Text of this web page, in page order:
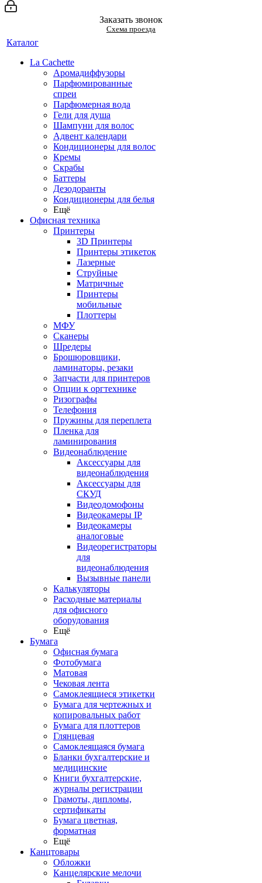
Заказать звонок
Схема проезда
Каталог
La Cachette
Аромадиффузоры
Парфюмированные
спреи
Парфюмерная вода
Гели для душа
Шампуни для волос
Адвент календари
Кондиционеры для волос
Кремы
Скрабы
Баттеры
Дезодоранты
Кондиционеры для белья
Ещё
Офисная техника
Принтеры
3D Принтеры
Принтеры этикеток
Лазерные
Струйные
Матричные
Принтеры
мобильные
Плоттеры
МФУ
Сканеры
Шредеры
Брошюровщики,
ламинаторы, резаки
Запчасти для принтеров
Опции к оргтехнике
Ризографы
Телефония
Пружины для переплета
Пленка для
ламинирования
Видеонаблюдение
Аксессуары для
видеонаблюдения
Аксессуары для
СКУД
Видеодомофоны
Видеокамеры IP
Видеокамеры
аналоговые
Видеорегистраторы
для
видеонаблюдения
Вызывные панели
Калькуляторы
Расходные материалы
для офисного
оборудования
Ещё
Бумага
Офисная бумага
Фотобумага
Матовая
Чековая лента
Самоклеящиеся этикетки
Бумага для чертежных и
копировальных работ
Бумага для плоттеров
Глянцевая
Самоклеящаяся бумага
Бланки бухгалтерские и
медицинские
Книги бухгалтерские,
журналы регистрации
Грамоты, дипломы,
сертификаты
Бумага цветная,
форматная
Ещё
Канцтовары
Обложки
Канцелярские мелочи